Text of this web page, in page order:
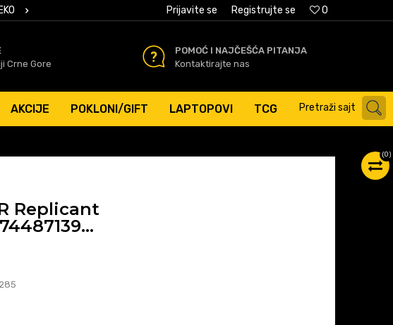
50 EUR
SIGURNO PLAĆANJE PLATNIM KARTICAMA 0
Prijavite se Registrujte se
Crne Gore
POMOĆ I NAJČEŠĆA PITANJA
Kontaktirajte nas
AKCIJE POKLONI/GIFT LAPTOPOVI TCG Pretraži sajt
(0)
Replicant